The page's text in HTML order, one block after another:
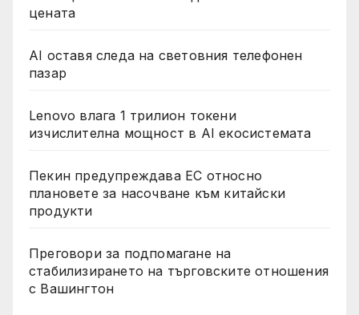
цената
AI оставя следа на световния телефонен
пазар
Lenovo влага 1 трилион токени
изчислителна мощност в AI екосистемата
Пекин предупреждава ЕС относно
плановете за насочване към китайски
продукти
Преговори за подпомагане на
стабилизирането на търговските отношения
с Вашингтон